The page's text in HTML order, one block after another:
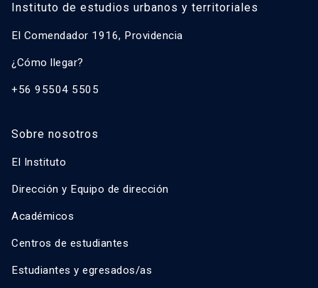
Instituto de estudios urbanos y territoriales
El Comendador 1916, Providencia
¿Cómo llegar?
+56 95504 5505
Sobre nosotros
El Instituto
Dirección y Equipo de dirección
Académicos
Centros de estudiantes
Estudiantes y egresados/as